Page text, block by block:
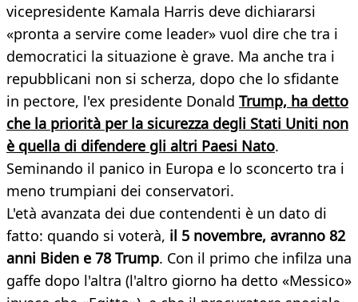
vicepresidente Kamala Harris deve dichiararsi
«pronta a servire come leader» vuol dire che tra i
democratici la situazione è grave. Ma anche tra i
repubblicani non si scherza, dopo che lo sfidante
in pectore, l'ex presidente Donald Trump, ha detto
che la priorità per la sicurezza degli Stati Uniti non
è quella di difendere gli altri Paesi Nato.
Seminando il panico in Europa e lo sconcerto tra i
meno trumpiani dei conservatori.
L'età avanzata dei due contendenti è un dato di
fatto: quando si voterà, il 5 novembre, avranno 82
anni Biden e 78 Trump. Con il primo che infilza una
gaffe dopo l'altra (l'altro giorno ha detto «Messico»